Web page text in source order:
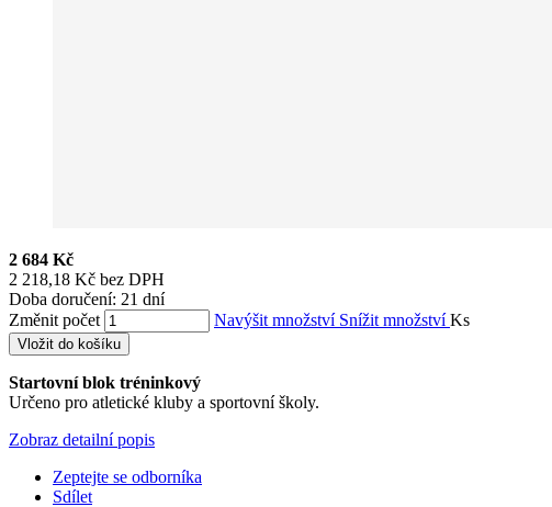
2 684 Kč
2 218,18 Kč bez DPH
Doba doručení: 21 dní
Změnit počet
Navýšit množství Snížit množstvíKs
Vložit do košíku
Startovní blok tréninkový
Určeno pro atletické kluby a sportovní školy.
Zobraz detailní popis
Zeptejte se odborníka
Sdílet